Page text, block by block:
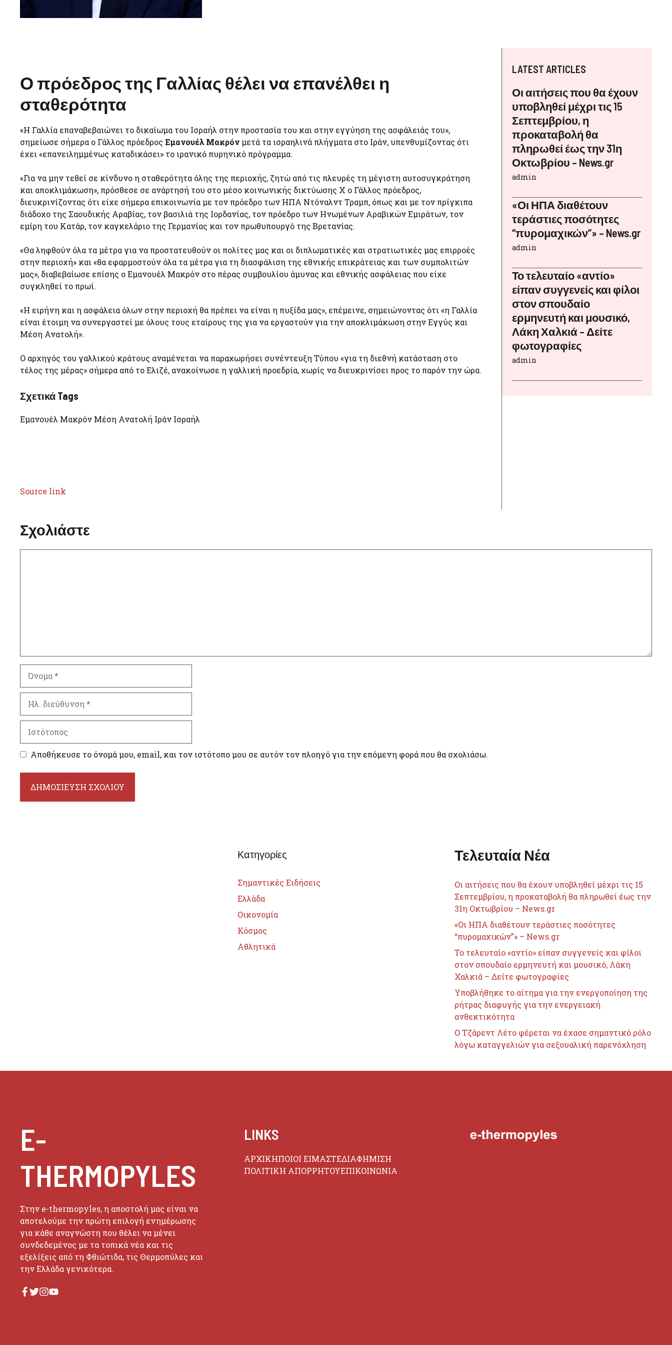
Ο πρόεδρος της Γαλλίας θέλει να επανέλθει η
σταθερότητα
«Η Γαλλία επαναβεβαιώνει το δικαίωμα του Ισραήλ στην προστασία του και στην εγγύηση της ασφάλειάς του»,
σημείωσε σήμερα ο Γάλλος πρόεδρος Εμανουέλ Μακρόνμετά τα ισραηλινά πλήγματα στο Ιράν, υπενθυμίζοντας ότι
έχει «επανειλημμένως καταδικάσει» το ιρανικό πυρηνικό πρόγραμμα.
«Για να μην τεθεί σε κίνδυνο η σταθερότητα όλης της περιοχής, ζητώ από τις πλευρές τη μέγιστη αυτοσυγκράτηση
και αποκλιμάκωση», πρόσθεσε σε ανάρτησή του στο μέσο κοινωνικής δικτύωσης X ο Γάλλος πρόεδρος,
διευκρινίζοντας ότι είχε σήμερα επικοινωνία με τον πρόεδρο των ΗΠΑ Ντόναλντ Τραμπ, όπως και με τον πρίγκιπα
διάδοχο της Σαουδικής Αραβίας, τον βασιλιά της Ιορδανίας, τον πρόεδρο των Ηνωμένων Αραβικών Εμιράτων, τον
εμίρη του Κατάρ, τον καγκελάριο της Γερμανίας και τον πρωθυπουργό της Βρετανίας.
«Θα ληφθούν όλα τα μέτρα για να προστατευθούν οι πολίτες μας και οι διπλωματικές και στρατιωτικές μας επιρροές
στην περιοχή» και «θα εφαρμοστούν όλα τα μέτρα για τη διασφάλιση της εθνικής επικράτειας και των συμπολιτών
μας», διαβεβαίωσε επίσης ο Εμανουέλ Μακρόν στο πέρας συμβουλίου άμυνας και εθνικής ασφάλειας που είχε
συγκληθεί το πρωί.
«Η ειρήνη και η ασφάλεια όλων στην περιοχή θα πρέπει να είναι η πυξίδα μας», επέμεινε, σημειώνοντας ότι «η Γαλλία
είναι έτοιμη να συνεργαστεί με όλους τους εταίρους της για να εργαστούν για την αποκλιμάκωση στην Εγγύς και
Μέση Ανατολή».
Ο αρχηγός του γαλλικού κράτους αναμένεται να παραχωρήσει συνέντευξη Τύπου «για τη διεθνή κατάσταση στο
τέλος της μέρας» σήμερα από το Ελιζέ, ανακοίνωσε η γαλλική προεδρία, χωρίς να διευκρινίσει προς το παρόν την ώρα.
Σχετικά Tags
Εμανουέλ Μακρόν Μέση Ανατολή Ιράν Ισραήλ
Source link
LATEST ARTICLES
Οι αιτήσεις που θα έχουν
υποβληθεί μέχρι τις 15
Σεπτεμβρίου, η
προκαταβολή θα
πληρωθεί έως την 31η
Οκτωβρίου – News.gr
admin
«Οι ΗΠΑ διαθέτουν
τεράστιες ποσότητες
“πυρομαχικών”» – News.gr
admin
Το τελευταίο «αντίο»
είπαν συγγενείς και φίλοι
στον σπουδαίο
ερμηνευτή και μουσικό,
Λάκη Χαλκιά – Δείτε
φωτογραφίες
admin
Σχολιάστε
διεύθυνση
Αποθήκευσε το όνομά μου, email, και τον ιστότοπο μου σε αυτόν τον πλοηγό για την επόμενη φορά που θα σχολιάσω.
Κατηγορίες
Σημαντικές Ειδήσεις
Ελλάδα
Οικονομία
Κόσμος
Αθλητικά
Τελευταία Νέα
Οι αιτήσεις που θα έχουν υποβληθεί μέχρι τις 15
Σεπτεμβρίου, η προκαταβολή θα πληρωθεί έως την
31η Οκτωβρίου – News.gr
«Οι ΗΠΑ διαθέτουν τεράστιες ποσότητες
“πυρομαχικών”» – News.gr
Το τελευταίο «αντίο» είπαν συγγενείς και φίλοι
στον σπουδαίο ερμηνευτή και μουσικό, Λάκη
Χαλκιά – Δείτε φωτογραφίες
Υποβλήθηκε το αίτημα για την ενεργοποίηση της
ρήτρας διαφυγής για την ενεργειακή
ανθεκτικότητα
Ο Τζάρεντ Λέτο φέρεται να έχασε σημαντικό ρόλο
λόγω καταγγελιών για σεξουαλική παρενόχληση
E-
THERMOPYLES
Στην e-thermopyles, η αποστολή μας είναι να
αποτελούμε την πρώτη επιλογή ενημέρωσης
για κάθε αναγνώστη που θέλει να μένει
συνδεδεμένος με τα τοπικά νέα και τις
εξελίξεις από τη Φθιώτιδα, τις Θερμοπύλες και
την Ελλάδα γενικότερα.
LINKS
ΑΡΧΙΚΗΠΟΙΟΙ ΕΙΜΑΣΤΕΔΙΑΦΗΜΙΣΗ
ΠΟΛΙΤΙΚΗ ΑΠΟΡΡΗΤΟΥΕΠΙΚΟΙΝΩΝΙΑ